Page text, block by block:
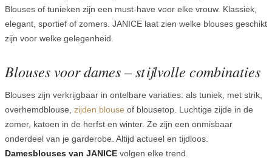
Blouses of tunieken zijn een must-have voor elke vrouw. Klassiek,
elegant, sportief of zomers. JANICE laat zien welke blouses geschikt
zijn voor welke gelegenheid.
Blouses voor dames – stijlvolle combinaties
Blouses zijn verkrijgbaar in ontelbare variaties: als tuniek, met strik,
overhemdblouse, zijden blouse of blousetop. Luchtige zijde in de
zomer, katoen in de herfst en winter. Ze zijn een onmisbaar
onderdeel van je garderobe. Altijd actueel en tijdloos.
Damesblouses van JANICE volgen elke trend.